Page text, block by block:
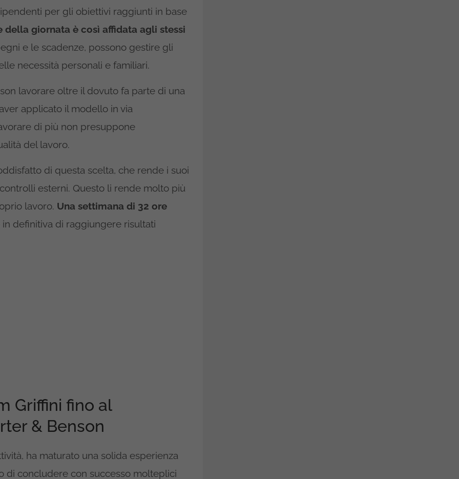
per gli obiettivi raggiunti in base
della giornata è così affidata agli stessi
e le scadenze, possono gestire gli
necessità personali e familiari.
lavorare oltre il dovuto fa parte di una
applicato il modello in via
di più non presuppone
del lavoro.
di questa scelta, che rende i suoi
esterni. Questo li rende molto più
lavoro. Una settimana di 32 ore
definitiva di raggiungere risultati
Griffini fino al
& Benson
ha maturato una solida esperienza
di concludere con successo molteplici